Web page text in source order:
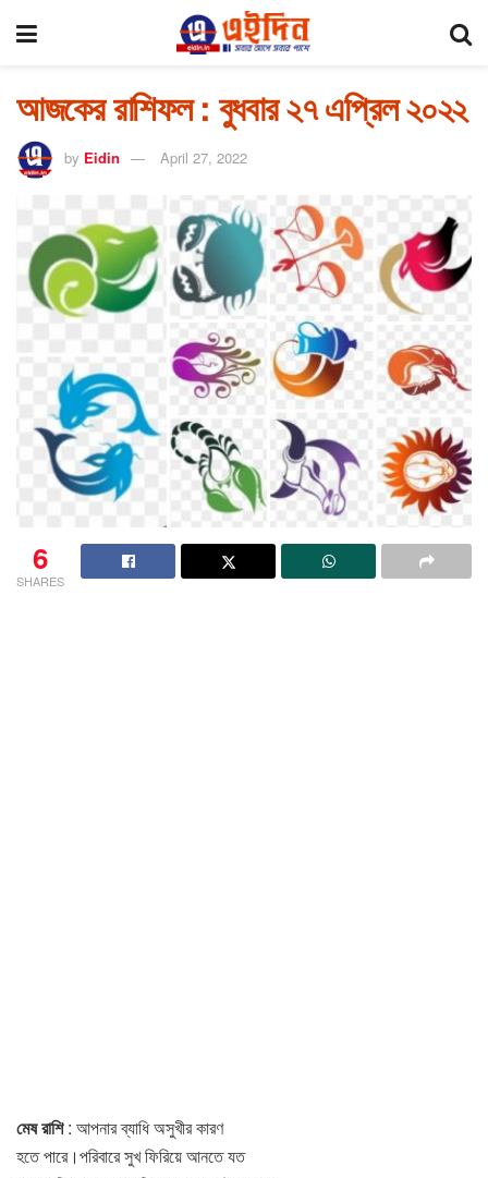
আজকের রাশিফল : বুধবার ২৭ এপ্রিল ২০২২
by Eidin April 27, 2022
6
SHARES
মেষ রাশি: আপনার ব্যাধি অসুখীর কারণ
হতে পারে।পরিবারে সুখ ফিরিয়ে আনতে যত